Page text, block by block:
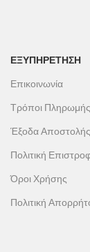
ΕΞΥΠΗΡΕΤΗΣΗ
Επικοινωνία
Τρόποι Πληρωμής
Έξοδα Αποστολής
Πολιτική
Όροι Χρήσης
Πολιτική